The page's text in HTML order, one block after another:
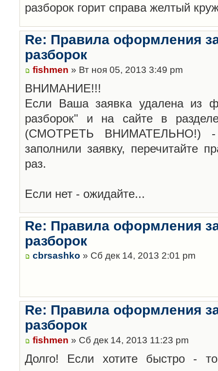
разборок горит справа желтый
Re: Правила оформления
разборок
fishmen » Вт ноя 05, 2013 3:49 pm
ВНИМАНИЕ!!!
Если Ваша заявка удалена из
разборок" и на сайте в
(СМОТРЕТЬ ВНИМАТЕЛЬНО!)
заполнили заявку, перечитайте
раз.
Если нет - ожидайте...
Re: Правила оформления
разборок
cbrsashko » Сб дек 14, 2013 2:01 pm
Re: Правила оформления
разборок
fishmen » Сб дек 14, 2013 11:23 pm
Долго! Если хотите быстро -